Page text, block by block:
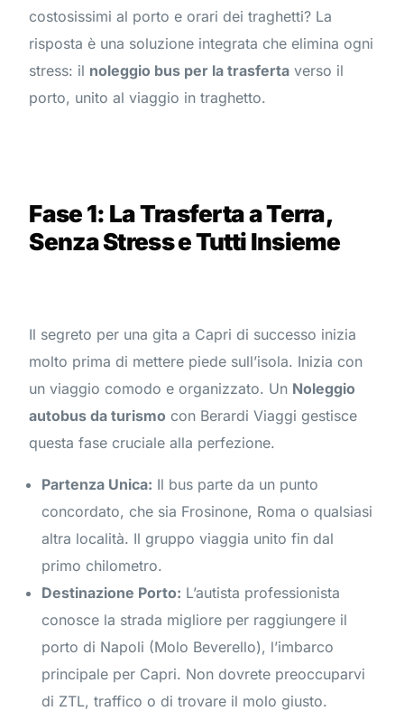
costosissimi al porto e orari dei traghetti? La
risposta è una soluzione integrata che elimina ogni
stress: il noleggio bus per la trasferta verso il
porto, unito al viaggio in traghetto.
Fase 1: La Trasferta a Terra,
Senza Stress e Tutti Insieme
Il segreto per una gita a Capri di successo inizia
molto prima di mettere piede sull’isola. Inizia con
un viaggio comodo e organizzato. Un Noleggio
autobus da turismo con Berardi Viaggi gestisce
questa fase cruciale alla perfezione.
Partenza Unica: Il bus parte da un punto
concordato, che sia Frosinone, Roma o qualsiasi
altra località. Il gruppo viaggia unito fin dal
primo chilometro.
Destinazione Porto: L’autista professionista
conosce la strada migliore per raggiungere il
porto di Napoli (Molo Beverello), l’imbarco
principale per Capri. Non dovrete preoccuparvi
di ZTL, traffico o di trovare il molo giusto.